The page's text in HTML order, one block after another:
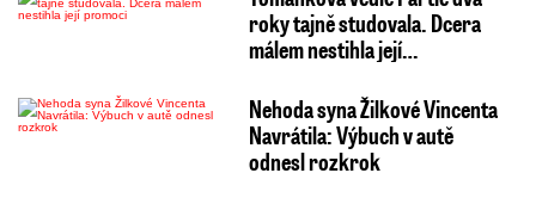
roky tajně studovala. Dcera
málem nestihla její…
Nehoda syna Žilkové Vincenta
Navrátila: Výbuch v autě
odnesl rozkrok